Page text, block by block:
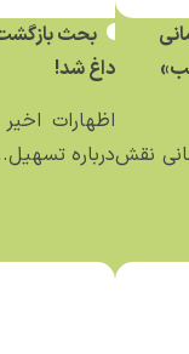
نقش
بحث
داغ شد!
اظهارات
درباره